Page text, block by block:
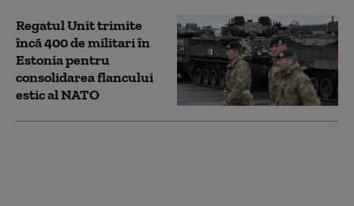
Regatul Unit trimite
încă 400 de militari în
Estonia pentru
consolidarea flancului
estic al NATO